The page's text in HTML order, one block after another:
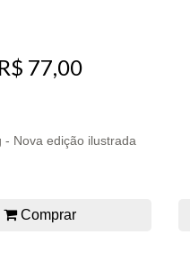
R$ 77,00
- Nova edição ilustrada
Comprar